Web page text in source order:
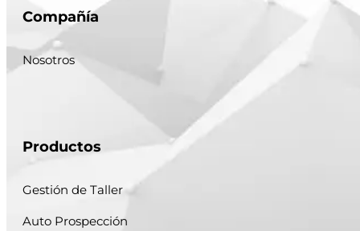
Compañía
Nosotros
Productos
Gestión de Taller
Auto Prospección